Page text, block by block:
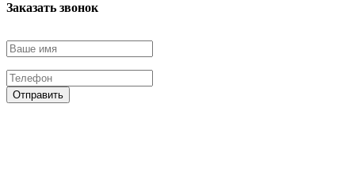
Заказать звонок
Отправить